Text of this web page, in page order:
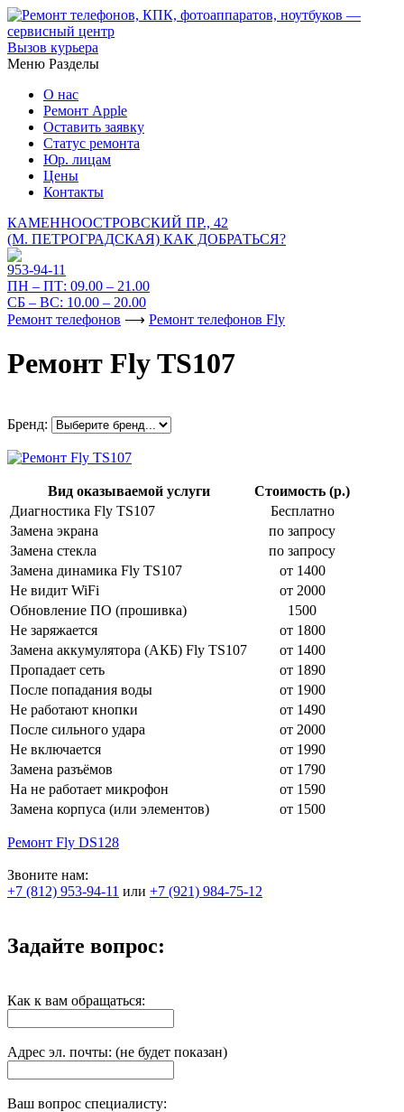
Вызов курьера
Меню Разделы
О нас
Ремонт Apple
Оставить заявку
Статус ремонта
Юр. лицам
Цены
Контакты
КАМЕННООСТРОВСКИЙ ПР., 42
(М. ПЕТРОГРАДСКАЯ) КАК ДОБРАТЬСЯ?
953-94-11
ПН – ПТ: 09.00 – 21.00
СБ – ВС: 10.00 – 20.00
Ремонт телефонов ⟶ Ремонт телефонов Fly
Ремонт Fly TS107
Бренд:
Вид оказываемой услуги
Стоимость (р.)
Диагностика Fly TS107
Бесплатно
Замена экрана
по запросу
Замена стекла
по запросу
Замена динамика Fly TS107
от 1400
Не видит WiFi
от 2000
Обновление ПО (прошивка)
1500
Не заряжается
от 1800
Замена аккумулятора (АКБ) Fly TS107
от 1400
Пропадает сеть
от 1890
После попадания воды
от 1900
Не работают кнопки
от 1490
После сильного удара
от 2000
Не включается
от 1990
Замена разъёмов
от 1790
На не работает микрофон
от 1590
Замена корпуса (или элементов)
от 1500
Ремонт Fly DS128
Звоните нам:
+7 (812) 953-94-11 или +7 (921) 984-75-12
Задайте вопрос:
Как к вам обращаться:
Адрес эл. почты: (не будет показан)
Ваш вопрос специалисту: